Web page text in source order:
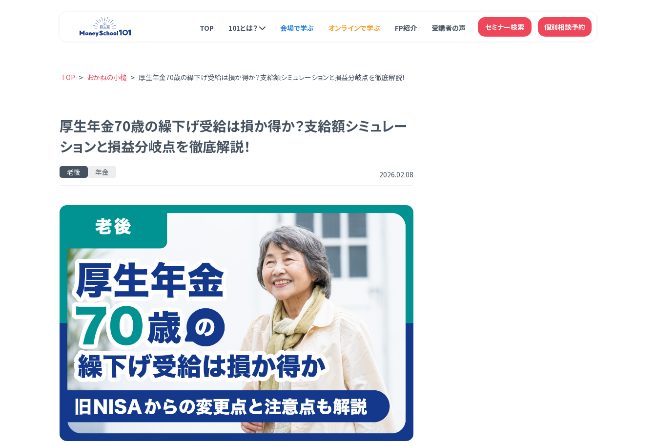
TOP 101とは？ 会場で学ぶ オンラインで学ぶ FP紹介 受講者の声 セミナー検索 個別相談予約
TOP > おかねの小槌 > 厚生年金70歳の繰下げ受給は損か得か？支給額シミュレーションと損益分岐点を徹底解説！
厚生年金70歳の繰下げ受給は損か得か？支給額シミュレー
ションと損益分岐点を徹底解説！
老後 年金 2026.02.08